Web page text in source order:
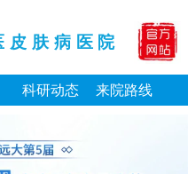
皮肤病医院
科研动态 来院路线